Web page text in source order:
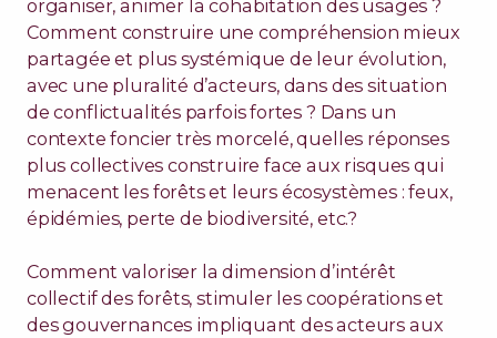
organiser, animer la cohabitation des usages ?
Comment construire une compréhension mieux
partagée et plus systémique de leur évolution,
avec une pluralité d’acteurs, dans des situation
de conflictualités parfois fortes ? Dans un
contexte foncier très morcelé, quelles réponses
plus collectives construire face aux risques qui
menacent les forêts et leurs écosystèmes : feux,
épidémies, perte de biodiversité, etc.?
Comment valoriser la dimension d’intérêt
collectif des forêts, stimuler les coopérations et
des gouvernances impliquant des acteurs aux